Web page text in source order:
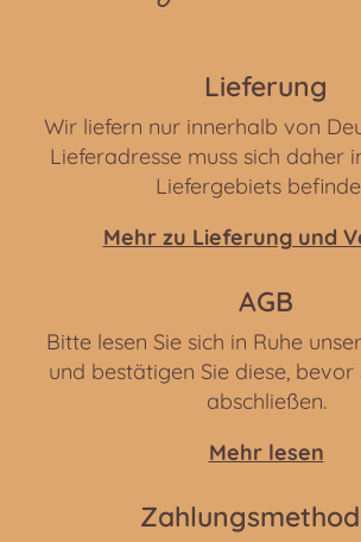
Lieferung
Wir liefern nur innerhalb von
Lieferadresse muss sich daher
Liefergebiets
Mehr zu Lieferung und
AGB
Bitte lesen Sie sich in Ruhe
und bestätigen Sie diese, bevor
abschließen.
Mehr lesen